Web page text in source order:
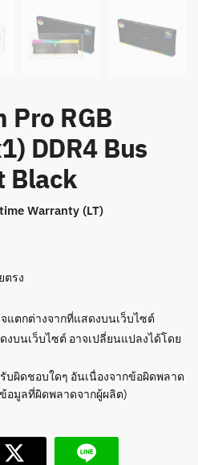
RGB
DDR4 Bus
Black
Warranty (LT)
ตรง
ตกต่างจากที่แสดงบนเว็บไซต์
บนเว็บไซต์ อาจเปลี่ยนแปลงได้โดย
ผิดชอบใดๆ อันเนื่องจากข้อผิดพลาด
อมูลที่ผิดพลาดจากผู้ผลิต)